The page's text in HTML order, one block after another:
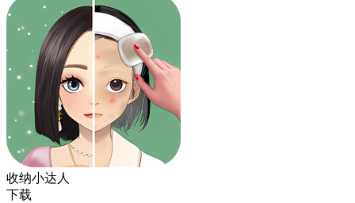
收纳小达人
下载